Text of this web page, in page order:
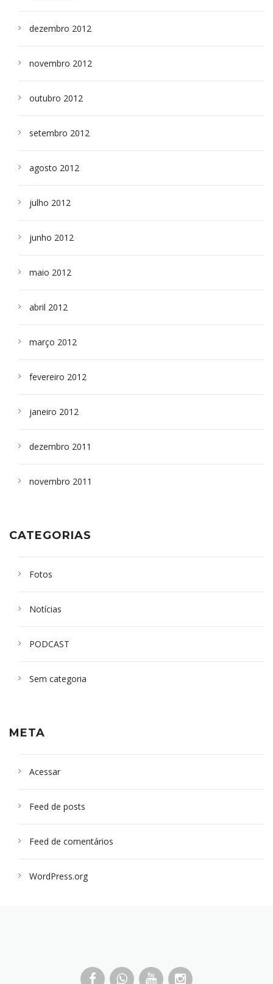
dezembro 2012
novembro 2012
outubro 2012
setembro 2012
agosto 2012
julho 2012
junho 2012
maio 2012
abril 2012
março 2012
fevereiro 2012
janeiro 2012
dezembro 2011
novembro 2011
CATEGORIAS
Fotos
Notícias
PODCAST
Sem categoria
META
Acessar
Feed de posts
Feed de comentários
WordPress.org